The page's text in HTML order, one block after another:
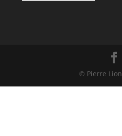
© Pierre Lion